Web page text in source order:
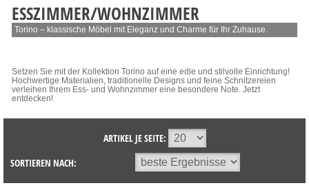
ESSZIMMER/WOHNZIMMER
Torino – klassische Möbel mit Eleganz und Charme für Ihr Zuhause.
Setzen Sie mit der Kollektion Torino auf eine edle und stilvolle Einrichtung!
Hochwertige Materialien, traditionelle Designs und feine Schnitzereien
verleihen Ihrem Ess- und Wohnzimmer eine besondere Note. Jetzt
entdecken!
ARTIKEL JE SEITE:
SORTIEREN NACH: